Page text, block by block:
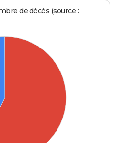
de décès (source :